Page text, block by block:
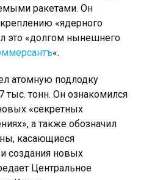
ракетами. Он
«ядерного
это «долгом нынешнего
«.
атомную подлодку
тонн. Он ознакомился
«секретных
а также обозначил
касающиеся
создания новых
Центральное